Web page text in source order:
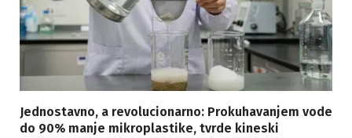
Jednostavno, a revolucionarno: Prokuhavanjem vode
do 90% manje mikroplastike, tvrde kineski